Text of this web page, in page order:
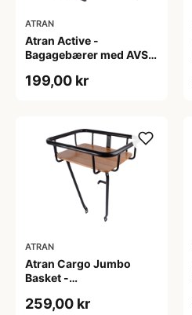
ATRAN
Atran Active -
Bagagebærer med AVS -
199,00 kr
ATRAN
Atran Cargo Jumbo
Basket -
træbund - Sort
259,00 kr